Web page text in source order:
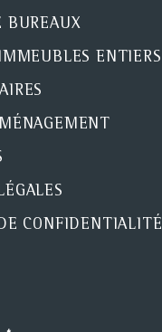
BUREAUX
ENTIERS
CONFIDENTIALITÉ